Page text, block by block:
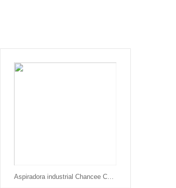
Aspiradora industrial Chancee CG3680